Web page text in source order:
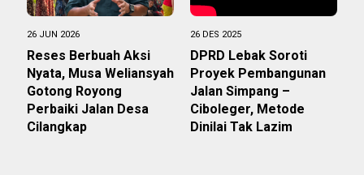
26 JUN 2026
Reses Berbuah Aksi
Nyata, Musa Weliansyah
Gotong Royong
Perbaiki Jalan Desa
Cilangkap
26 DES 2025
DPRD Lebak Soroti
Proyek Pembangunan
Jalan Simpang –
Ciboleger, Metode
Dinilai Tak Lazim